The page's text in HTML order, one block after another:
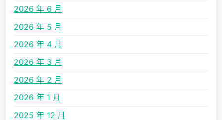
2026 年 6 月
2026 年 5 月
2026 年 4 月
2026 年 3 月
2026 年 2 月
2026 年 1 月
2025 年 12 月